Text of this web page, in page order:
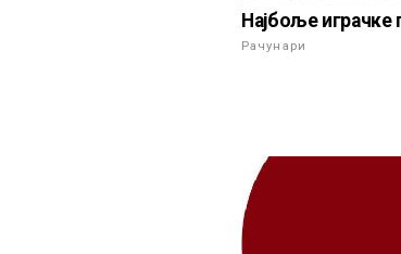
Најбоље
Рачунари